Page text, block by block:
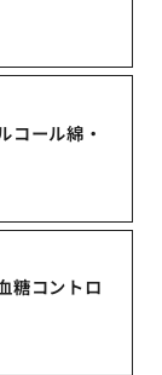
コール綿・
糖コントロ